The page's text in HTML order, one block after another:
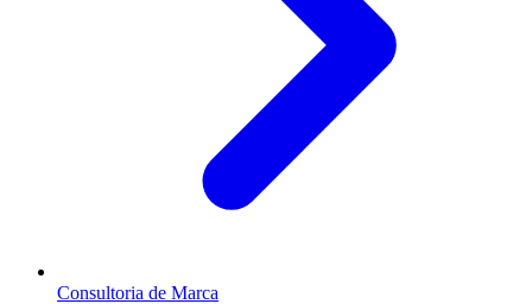
Consultoria de Marca